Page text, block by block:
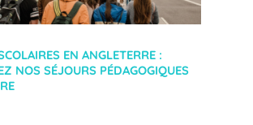
EN ANGLETERRE :
NOS SÉJOURS PÉDAGOGIQUES